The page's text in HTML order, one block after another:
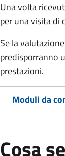
Una volta
per una visita di
Se la
predisporranno
prestazioni.
Moduli da
Cosa